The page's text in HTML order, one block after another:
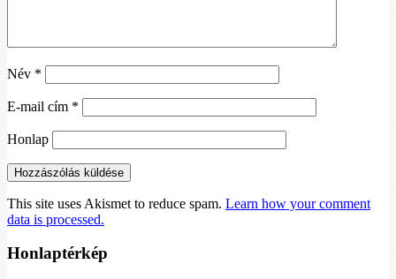
Név *
E-mail cím *
Honlap
This site uses Akismet to reduce spam. Learn how your comment
data is processed.
Honlaptérkép